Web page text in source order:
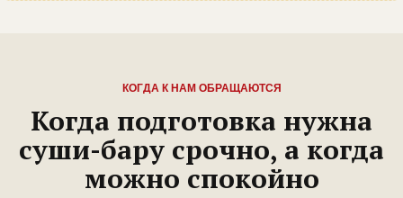
КОГДА К НАМ ОБРАЩАЮТСЯ
Когда подготовка нужна
суши-бару срочно, а когда
можно спокойно